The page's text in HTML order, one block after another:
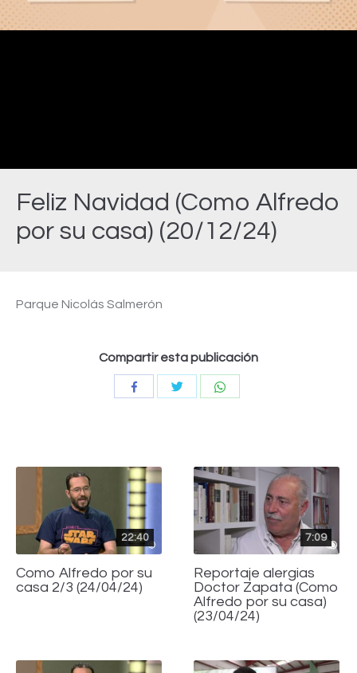
Feliz Navidad (Como Alfredo
por su casa) (20/12/24)
Video
Parque Nicolás Salmerón
Compartir esta publicación
CompartirCompartir
22:40
Como Alfredo por su
casa 2/3 (24/04/24)
7:09
Reportaje alergias
Doctor Zapata (Como
Alfredo por su casa)
(23/04/24)